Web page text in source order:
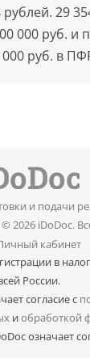
29
000 руб. и
руб. в
и подачи
2026 iDoDoc.
кабинет
в
России.
согласие с
иобработкой
означает